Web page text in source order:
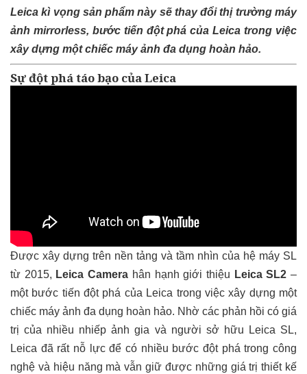
Leica kì vọng sản phẩm này sẽ thay đổi thị trường máy
ảnh mirrorless, bước tiến đột phá của Leica trong việc
xây dựng một chiếc máy ảnh đa dụng hoàn hảo.
Sự đột phá táo bạo của Leica
Được xây dựng trên nền tảng và tầm nhìn của hệ máy SL
từ 2015, Leica Camera hân hạnh giới thiệu Leica SL2 –
một bước tiến đột phá của Leica trong việc xây dựng một
chiếc máy ảnh đa dụng hoàn hảo. Nhờ các phản hồi có giá
trị của nhiều nhiếp ảnh gia và người sở hữu Leica SL,
Leica đã rất nỗ lực để có nhiều bước đột phá trong công
nghệ và hiệu năng mà vẫn giữ được những giá trị thiết kế